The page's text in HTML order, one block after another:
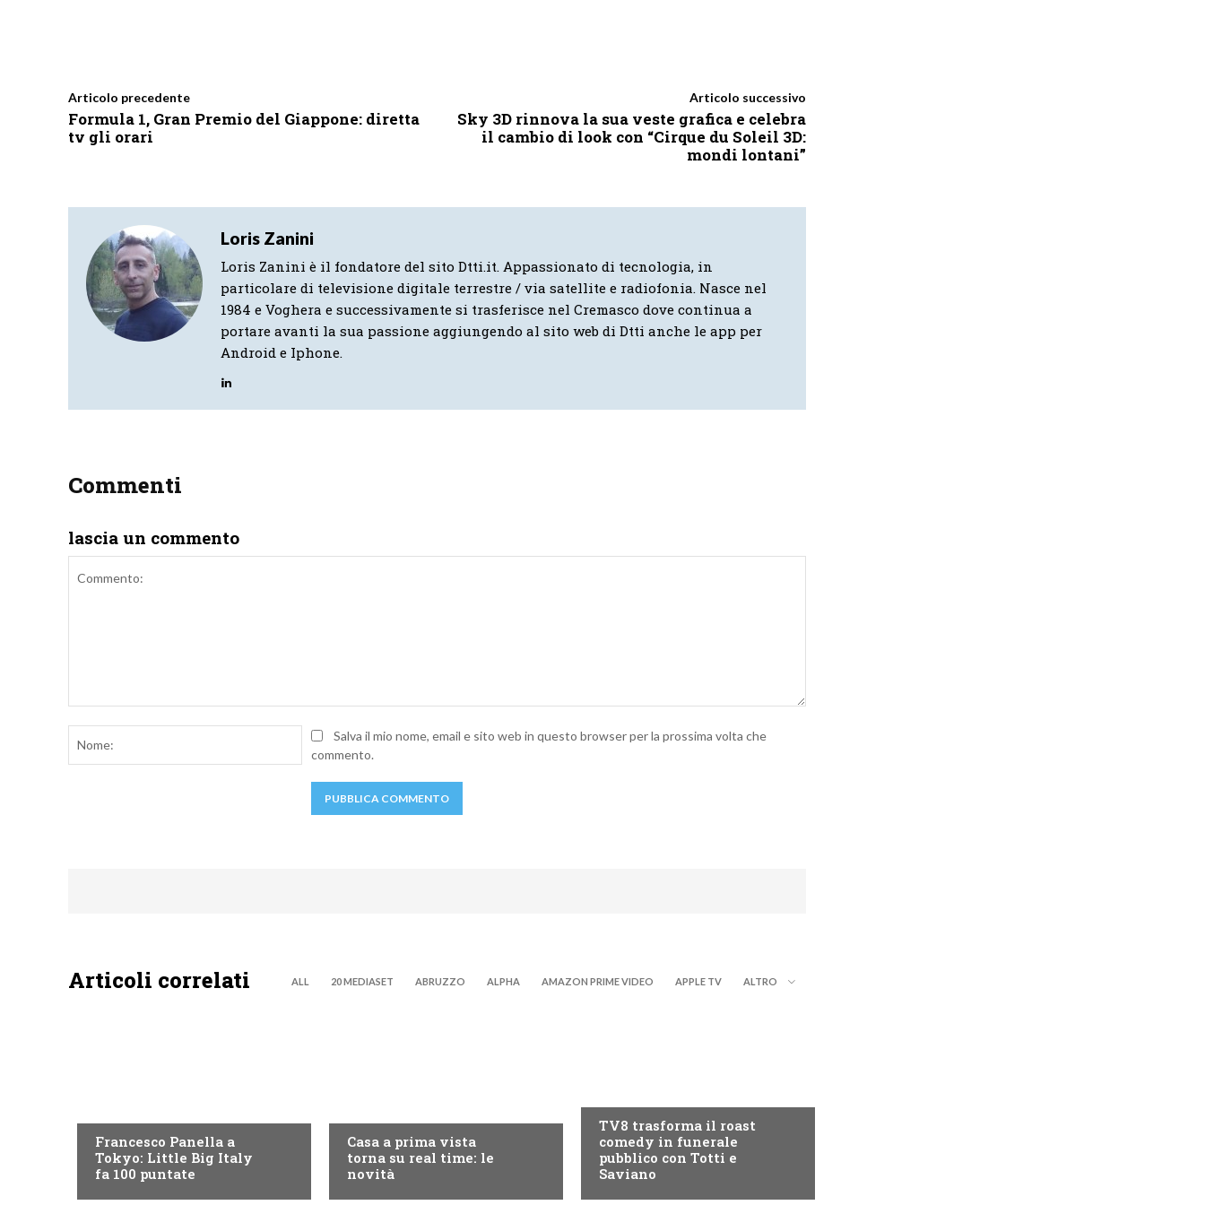
Articolo precedente
Formula 1, Gran Premio del Giappone: diretta
tv gli orari
Articolo successivo
Sky 3D rinnova la sua veste grafica e celebra
il cambio di look con “Cirque du Soleil 3D:
mondi lontani”
Loris Zanini
Loris Zanini è il fondatore del sito Dtti.it. Appassionato di tecnologia, in
particolare di televisione digitale terrestre / via satellite e radiofonia. Nasce nel
1984 e Voghera e successivamente si trasferisce nel Cremasco dove continua a
portare avanti la sua passione aggiungendo al sito web di Dtti anche le app per
Android e Iphone.
Commenti
lascia un commento
Nome:Salva il mio nome, email e sito web in questo browser per la prossima volta che
commento.
Articoli correlati ALL 20 MEDIASET ABRUZZO ALPHA AMAZON PRIME VIDEO APPLE TV ALTRO
Francesco Panella a
Tokyo: Little Big Italy
fa 100 puntate
Casa a prima vista
torna su real time: le
novità
TV8 trasforma il roast
comedy in funerale
pubblico con Totti e
Saviano